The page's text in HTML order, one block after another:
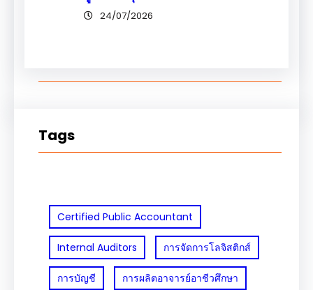
24/07/2026
Tags
Certified Public Accountant
Internal Auditors การจัดการโลจิสติกส์
การบัญชี การผลิตอาจารย์อาชีวศึกษา